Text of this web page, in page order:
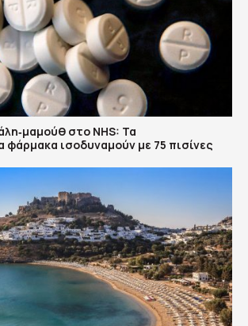
στο NHS: Τα
φάρμακα ισοδυναμούν με 75 πισίνες